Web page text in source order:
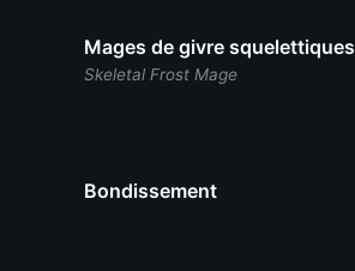
Mages de givre squelettiques
Skeletal Frost Mage
Bondissement